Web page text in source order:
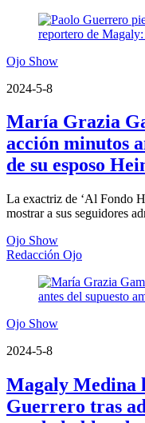
Ojo Show
2024-5-8
María Grazia
acción minutos
de su esposo
La exactriz de ‘Al Fondo
mostrar a sus seguidores
Ojo Show
Redacción Ojo
Ojo Show
2024-5-8
Magaly Medina
Guerrero tras